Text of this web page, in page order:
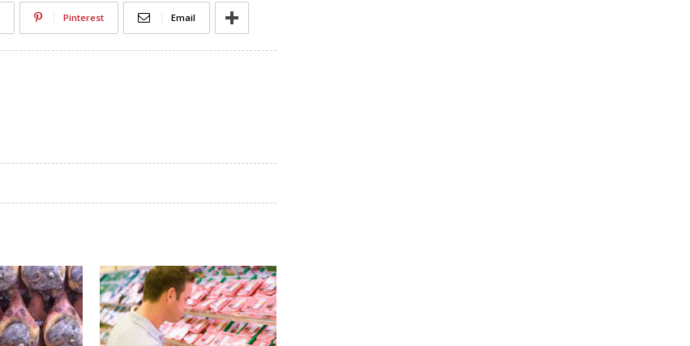
Pinterest Email